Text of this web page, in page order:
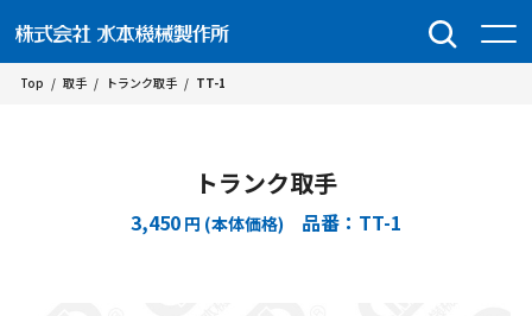
Top / 取手 / トランク取手 / TT-1
トランク取手
3,450 円 (本体価格) 品番：TT-1